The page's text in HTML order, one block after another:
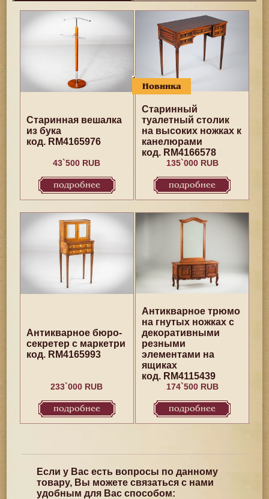
Старинная вешалка
из бука
код. RM4165976
43`500 RUB
подробнее
Новинка
Старинный
туалетный столик
на высоких ножках к
канелюрами
код. RM4166578
135`000 RUB
подробнее
Антикварное бюро-
секретер с маркетри
код. RM4165993
233`000 RUB
подробнее
Антикварное трюмо
на гнутых ножках с
декоративными
резными
элементами на
ящиках
код. RM4115439
174`500 RUB
подробнее
Если у Вас есть вопросы по данному
товару, Вы можете связаться с нами
удобным для Вас способом: